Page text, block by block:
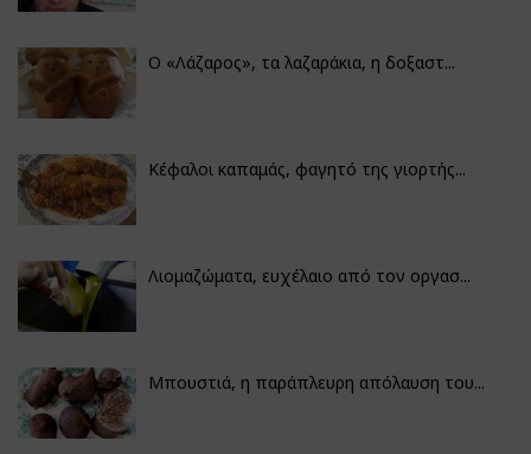
Ο «Λάζαρος», τα λαζαράκια, η δοξαστ...
Κέφαλοι καπαμάς, φαγητό της γιορτής...
Λιομαζώματα, ευχέλαιο από τον οργασ...
Μπουστιά, η παράπλευρη απόλαυση του...